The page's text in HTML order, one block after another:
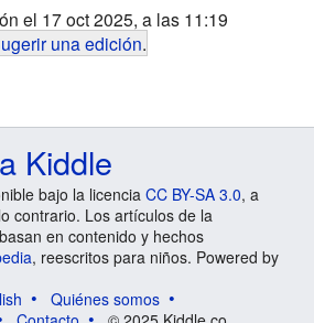
el 17 oct 2025, a las 11:19
una edición.
Kiddle
bajo la licencia CC BY-SA 3.0, a
contrario. Los artículos de la
en contenido y hechos
, reescritos para niños. Powered by
Quiénes somos